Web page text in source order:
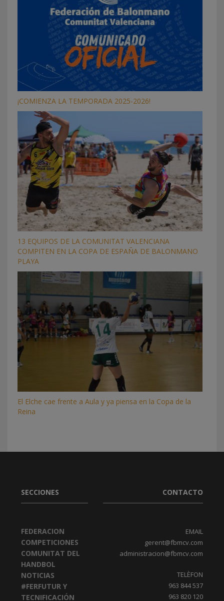
¡COMIENZA LA TEMPORADA 2025-2026!
13 EQUIPOS DE LA COMUNITAT VALENCIANA
COMPITEN EN LA COPA DE ESPAÑA DE BALONMANO
PLAYA
El Elche cae frente a Aula y ya piensa en la Copa de la
Reina
SECCIONES
FEDERACION
COMPETICIONES
COMUNITAT DEL
HANDBOL
NOTICIAS
#FERFUTUR Y
TECNIFICACIÓN
CONTACTO
EMAIL
gerent@fbmcv.com
administracion@fbmcv.com
TELÈFON
963 844 537
963 820 120